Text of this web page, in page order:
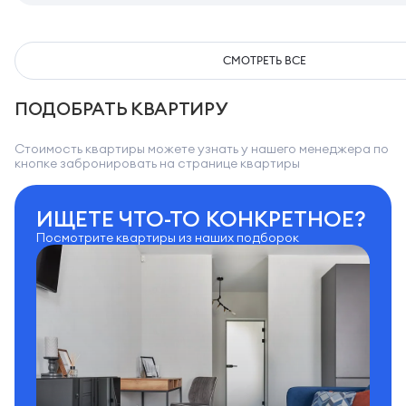
СМОТРЕТЬ ВСЕ
ПОДОБРАТЬ КВАРТИРУ
Стоимость квартиры можете узнать у нашего менеджера по
кнопке забронировать на странице квартиры
ИЩЕТЕ ЧТО-ТО КОНКРЕТНОЕ?
Посмотрите квартиры из наших подборок